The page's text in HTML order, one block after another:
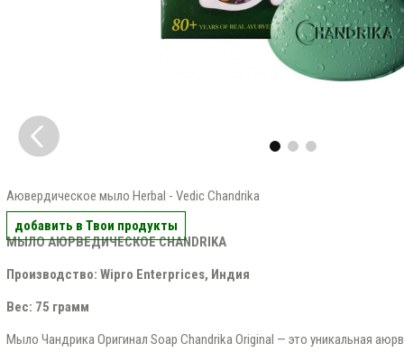
Аювердическое мыло Herbal - Vedic Chandrika
добавить в Твои продукты
МЫЛО АЮРВЕДИЧЕСКОЕ CHANDRIKA
Производство: Wipro Enterprices, Индия
Вес: 75 грамм
Мыло Чандрика Оригинал Soap Chandrika Original — это уникальная